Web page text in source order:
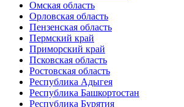
Омская область
Орловская область
Пензенская область
Пермский край
Приморский край
Псковская область
Ростовская область
Республика Адыгея
Республика Башкортостан
Республика Бурятия